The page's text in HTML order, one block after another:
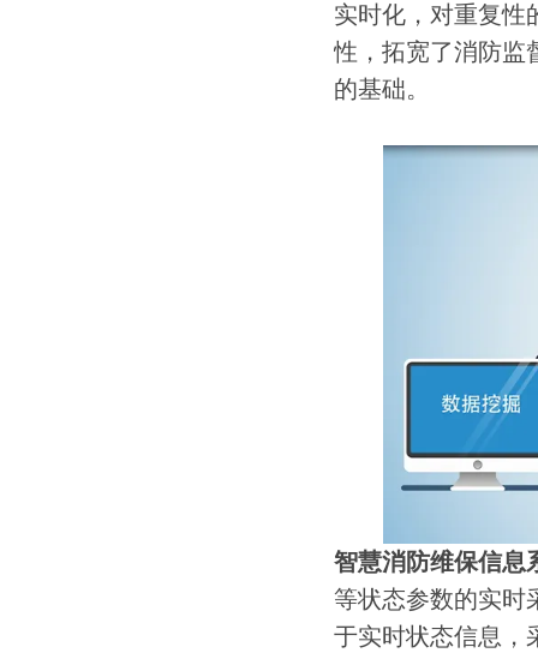
实时化，对重复性
性，拓宽了消防监
的基础。
智慧消防维保信息
等状态参数的实时
于实时状态信息，